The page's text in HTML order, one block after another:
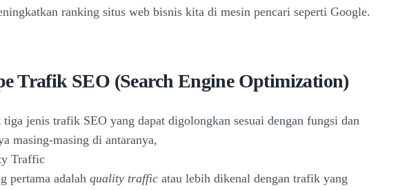
ranking situs web bisnis kita di mesin pencari seperti Google.
Trafik SEO (Search Engine Optimization)
tiga jenis trafik SEO yang dapat digolongkan sesuai dengan fungsi dan
masing-masing di antaranya,
Traffic
pertama adalah quality traffic atau lebih dikenal dengan trafik yang